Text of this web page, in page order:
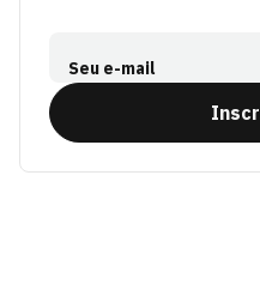
Seu e-mail